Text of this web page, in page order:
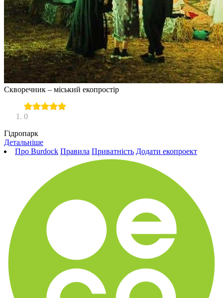
Скворечник – міський екопростір
0
Гідропарк
Детальніше
Про Burdock Правила Приватність Додати екопроект